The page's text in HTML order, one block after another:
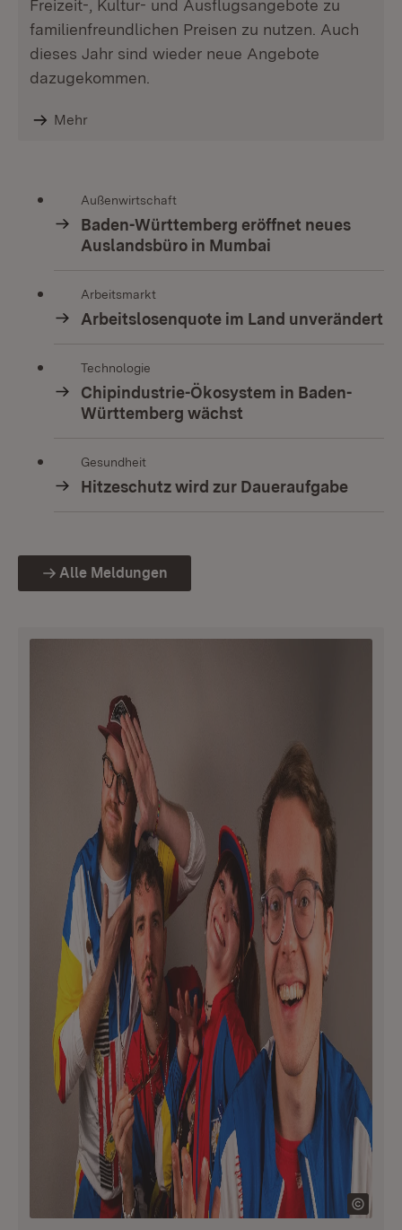
Freizeit-, Kultur- und Ausflugsangebote zu
familienfreundlichen Preisen zu nutzen. Auch
dieses Jahr sind wieder neue Angebote
dazugekommen.
Mehr
Außenwirtschaft
Baden-Württemberg eröffnet neues
Auslandsbüro in Mumbai
Arbeitsmarkt
Arbeitslosenquote im Land unverändert
Technologie
Chipindustrie-Ökosystem in Baden-
Württemberg wächst
Gesundheit
Hitzeschutz wird zur Daueraufgabe
Alle Meldungen